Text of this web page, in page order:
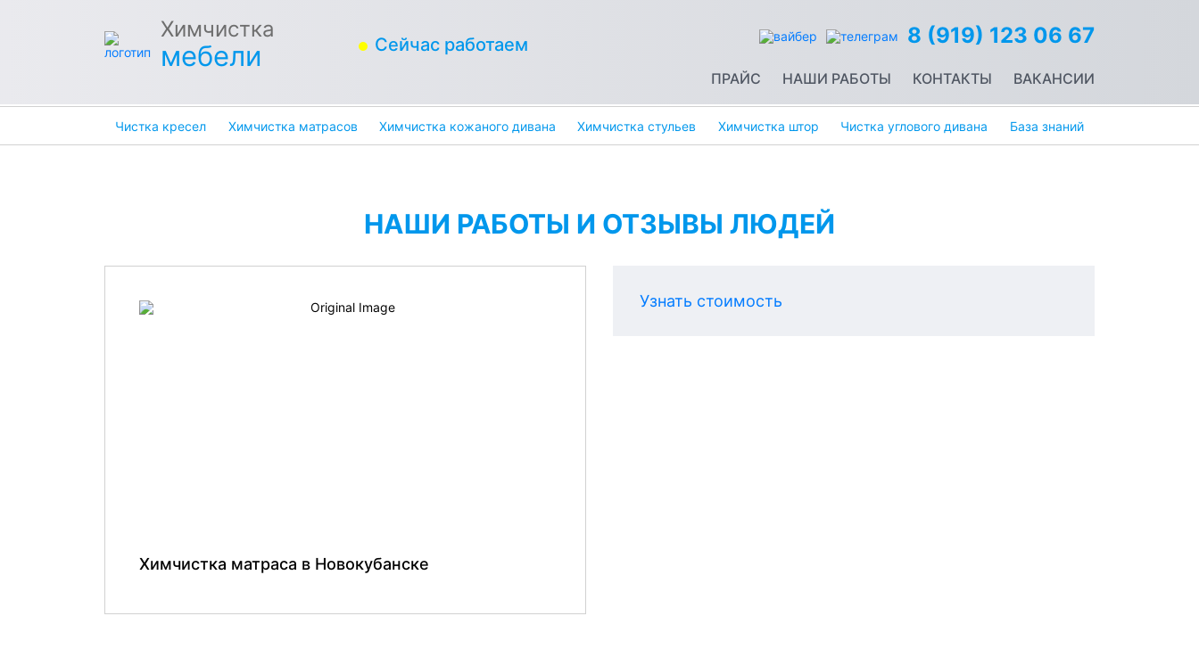
Химчистка
мебели Сейчас работаем 8 (919) 123 06 67
ПРАЙС НАШИ РАБОТЫ КОНТАКТЫ ВАКАНСИИ
Чистка кресел Химчистка матрасов Химчистка кожаного дивана Химчистка стульев Химчистка штор Чистка углового дивана База знаний
НАШИ РАБОТЫ И ОТЗЫВЫ ЛЮДЕЙ
Химчистка матраса в Новокубанске
Узнать стоимость